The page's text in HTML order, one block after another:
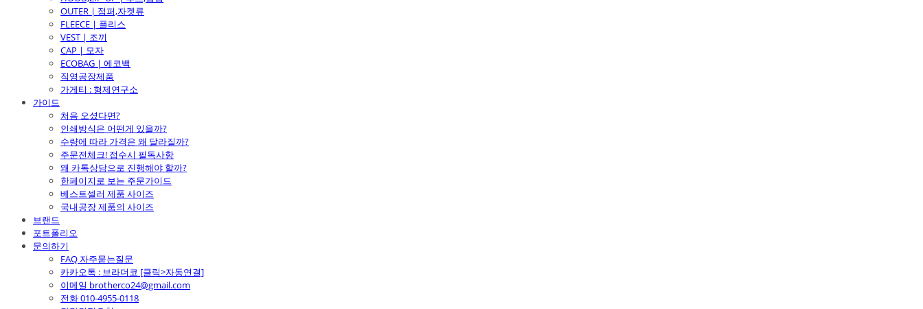
OUTER | 점퍼,자켓류
FLEECE | 플리스
VEST | 조끼
CAP | 모자
ECOBAG | 에코백
직영공장제품
가게티 : 형제연구소
가이드
처음 오셨다면?
인쇄방식은 어떤게 있을까?
수량에 따라 가격은 왜 달라질까?
주문전체크! 접수시 필독사항
왜 카톡상담으로 진행해야 할까?
한페이지로 보는 주문가이드
베스트셀러 제품 사이즈
국내공장 제품의 사이즈
브랜드
포트폴리오
문의하기
FAQ 자주묻는질문
카카오톡 : 브라더코 [클릭>자동연결]
이메일 brotherco24@gmail.com
전화 010-4955-0118